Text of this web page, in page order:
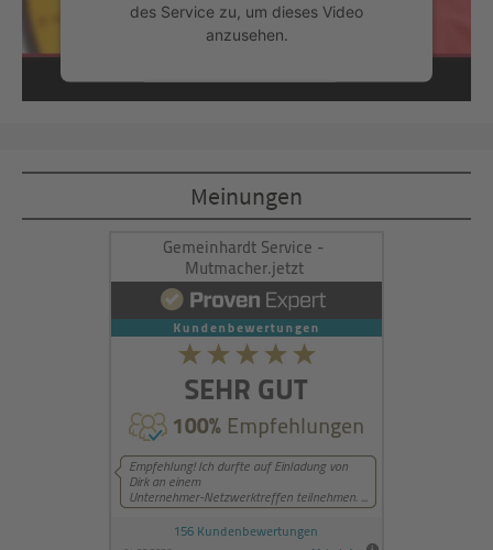
des Service zu, um dieses Video
anzusehen.
Mehr Informationen
powered byUsercentrics Consent
Management Platform&eRecht24
Meinungen